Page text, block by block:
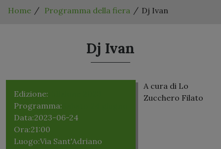
Home Programma della fiera Dj Ivan
Dj Ivan
Edizione:
Programma:
Data:2023-06-24
Ora:21:00
Luogo:Via Sant'Adriano
A cura di Lo
Zucchero Filato